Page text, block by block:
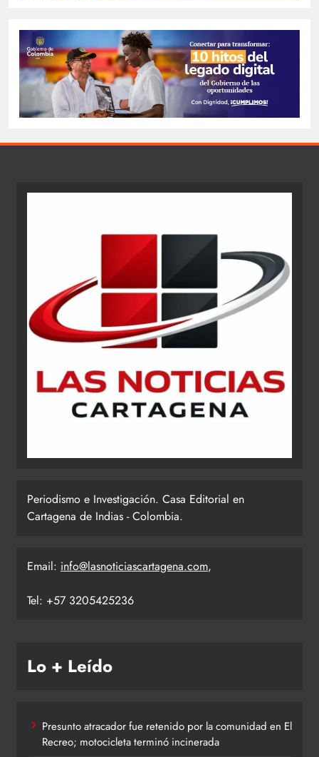
Periodismo e Investigación. Casa Editorial en
Cartagena de Indias - Colombia.
Email: info@lasnoticiascartagena.com,
Tel: +57 3205425236
Lo + Leído
Presunto atracador fue retenido por la comunidad en El
Recreo; motocicleta terminó incinerada